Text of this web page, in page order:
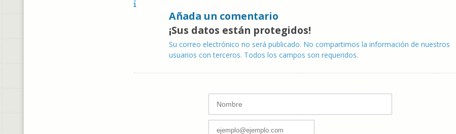
Añada un comentario
¡Sus datos están protegidos!
Su correo electrónico no será publicado. No compartimos la información de nuestros
usuarios con terceros. Todos los campos son requeridos.